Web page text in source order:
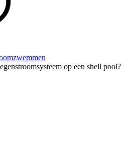
op een shell pool?